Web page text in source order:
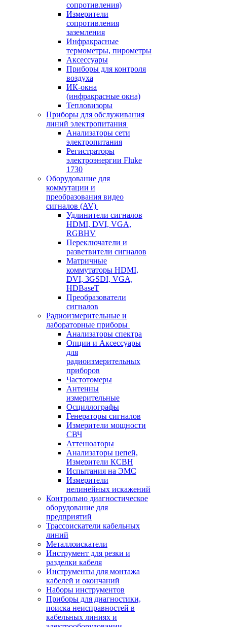
сопротивления)
Измерители
сопротивления
заземления
Инфракрасные
термометры, пирометры
Аксессуары
Приборы для контроля
воздуха
ИК-окна
(инфракрасные окна)
Тепловизоры
Приборы для обслуживания
линий электропитания
Анализаторы сети
электропитания
Регистраторы
электроэнергии Fluke
1730
Оборудование для
коммутации и
преобразования видео
сигналов (AV)
Удлинители сигналов
HDMI, DVI, VGA,
RGBHV
Переключатели и
разветвители сигналов
Матричные
коммутаторы HDMI,
DVI, 3GSDI, VGA,
HDBaseT
Преобразователи
сигналов
Радиоизмерительные и
лабораторные приборы
Анализаторы спектра
Опции и Аксессуары
для
радиоизмерительных
приборов
Частотомеры
Антенны
измерительные
Осциллографы
Генераторы сигналов
Измерители мощности
СВЧ
Аттенюаторы
Анализаторы цепей,
Измерители КСВН
Испытания на ЭМС
Измерители
нелинейных искажений
Контрольно диагностическое
оборудование для
предприятий
Трассоискатели кабельных
линий
Металлоискатели
Инструмент для резки и
разделки кабеля
Инструменты для монтажа
кабелей и окончаний
Наборы инструментов
Приборы для диагностики,
поиска неисправностей в
кабельных линиях и